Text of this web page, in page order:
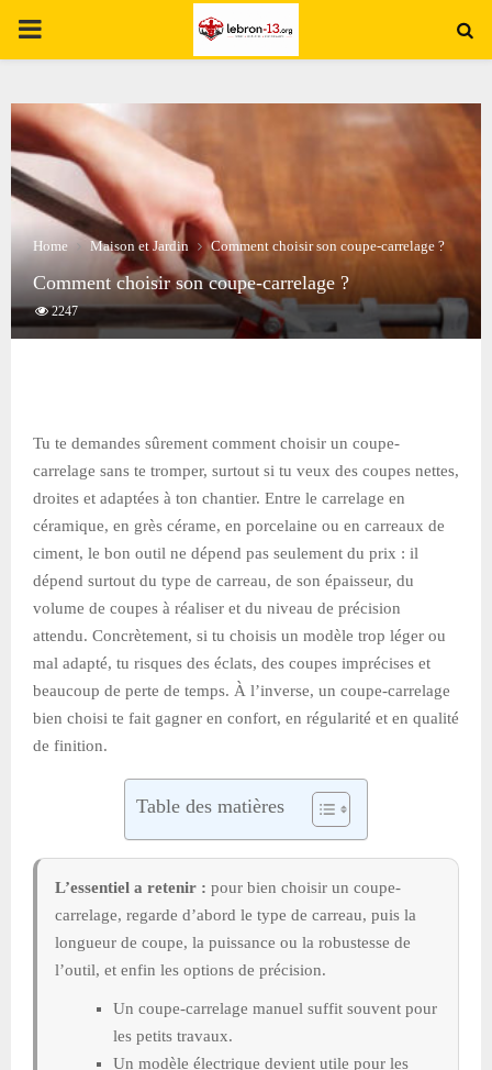
PRIMARY
Home Maison et Jardin Comment choisir son coupe-carrelage ?
Comment choisir son coupe-carrelage ?
2247
Tu te demandes sûrement comment choisir un coupe-
carrelage sans te tromper, surtout si tu veux des coupes nettes,
droites et adaptées à ton chantier. Entre le carrelage en
céramique, en grès cérame, en porcelaine ou en carreaux de
ciment, le bon outil ne dépend pas seulement du prix : il
dépend surtout du type de carreau, de son épaisseur, du
volume de coupes à réaliser et du niveau de précision
attendu. Concrètement, si tu choisis un modèle trop léger ou
mal adapté, tu risques des éclats, des coupes imprécises et
beaucoup de perte de temps. À l’inverse, un coupe-carrelage
bien choisi te fait gagner en confort, en régularité et en qualité
de finition.
Table des matières
L’essentiel a retenir : pour bien choisir un coupe-
carrelage, regarde d’abord le type de carreau, puis la
longueur de coupe, la puissance ou la robustesse de
l’outil, et enfin les options de précision.
Un coupe-carrelage manuel suffit souvent pour
les petits travaux.
Un modèle électrique devient utile pour les